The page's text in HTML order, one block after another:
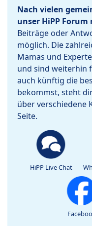
Nach vielen
unser HiPP
Beiträge oder
möglich. Die
Mamas und
und sind weiterhin
auch künftig die
bekommst, steht
über verschiedene
Seite.
HiPP Live Chat